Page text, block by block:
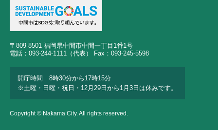
〒809-8501 福岡県中間市中間一丁目1番1号
電話：093-244-1111（代表） Fax：093-245-5598
開庁時間 8時30分から17時15分
※土曜・日曜・祝日・12月29日から1月3日は休みです。
Copyright © Nakama City. All rights reserved.